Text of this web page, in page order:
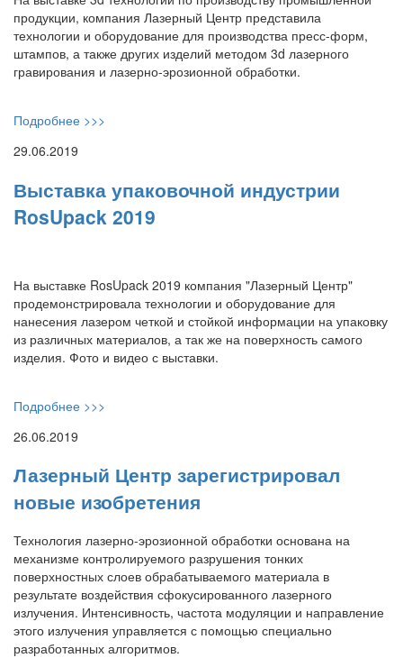
продукции, компания Лазерный Центр представила
технологии и оборудование для производства пресс-форм,
штампов, а также других изделий методом 3d лазерного
гравирования и лазерно-эрозионной обработки.
Подробнее >>>
29.06.2019
Выставка упаковочной индустрии
RosUpack 2019
На выставке RosUpack 2019 компания "Лазерный Центр"
продемонстрировала технологии и оборудование для
нанесения лазером четкой и стойкой информации на упаковку
из различных материалов, а так же на поверхность самого
изделия. Фото и видео с выставки.
Подробнее >>>
26.06.2019
Лазерный Центр зарегистрировал
новые изобретения
Технология лазерно-эрозионной обработки основана на
механизме контролируемого разрушения тонких
поверхностных слоев обрабатываемого материала в
результате воздействия сфокусированного лазерного
излучения. Интенсивность, частота модуляции и направление
этого излучения управляется с помощью специально
разработанных алгоритмов.